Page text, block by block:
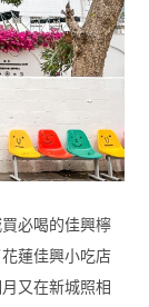
必喝的佳興檸
蓮佳興小吃店
又在新城照相